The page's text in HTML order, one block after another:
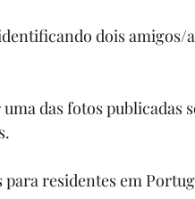
dois amigos/
das fotos publicadas
para residentes em